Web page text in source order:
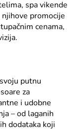
spa vikende
promocije
cenama,
putnu
za
i udobne
– od laganih
dodataka koji